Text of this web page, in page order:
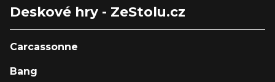
Deskové hry - ZeStolu.cz
Carcassonne
Bang